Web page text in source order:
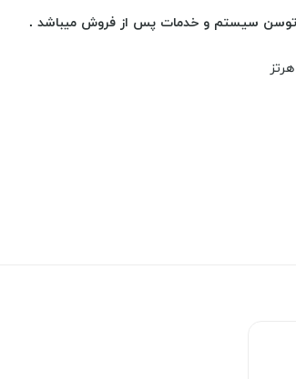
خدمات پس از فروش میباشد .